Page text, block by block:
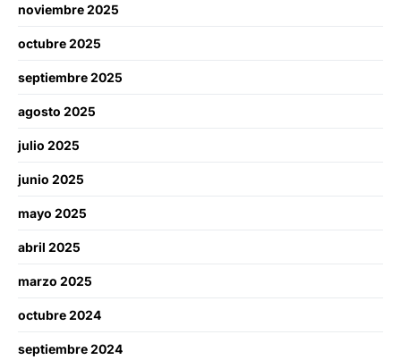
noviembre 2025
octubre 2025
septiembre 2025
agosto 2025
julio 2025
junio 2025
mayo 2025
abril 2025
marzo 2025
octubre 2024
septiembre 2024